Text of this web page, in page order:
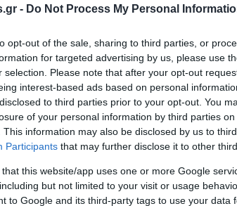
- Do Not Process My Personal
opt-out of the sale, sharing to third parties, or
for targeted advertising by us, please use
selection. Please note that after your opt-out
interest-based ads based on personal
to third parties prior to your opt-out. You
of your personal information by third parties on
This information may also be disclosed by us to
Participants that may further disclose it to other
that this website/app uses one or more Google
but not limited to your visit or usage
to Google and its third-party tags to use your data
– Το kitchen trick που κάθε foodie
Τηλεοπτικά «Μαγειρέματα»,
Πόλεμοι και ένα… Τσουνάμι
Εβδομάδα που Ανακάτεψε την
Τράπουλα των Ελληνικών Media